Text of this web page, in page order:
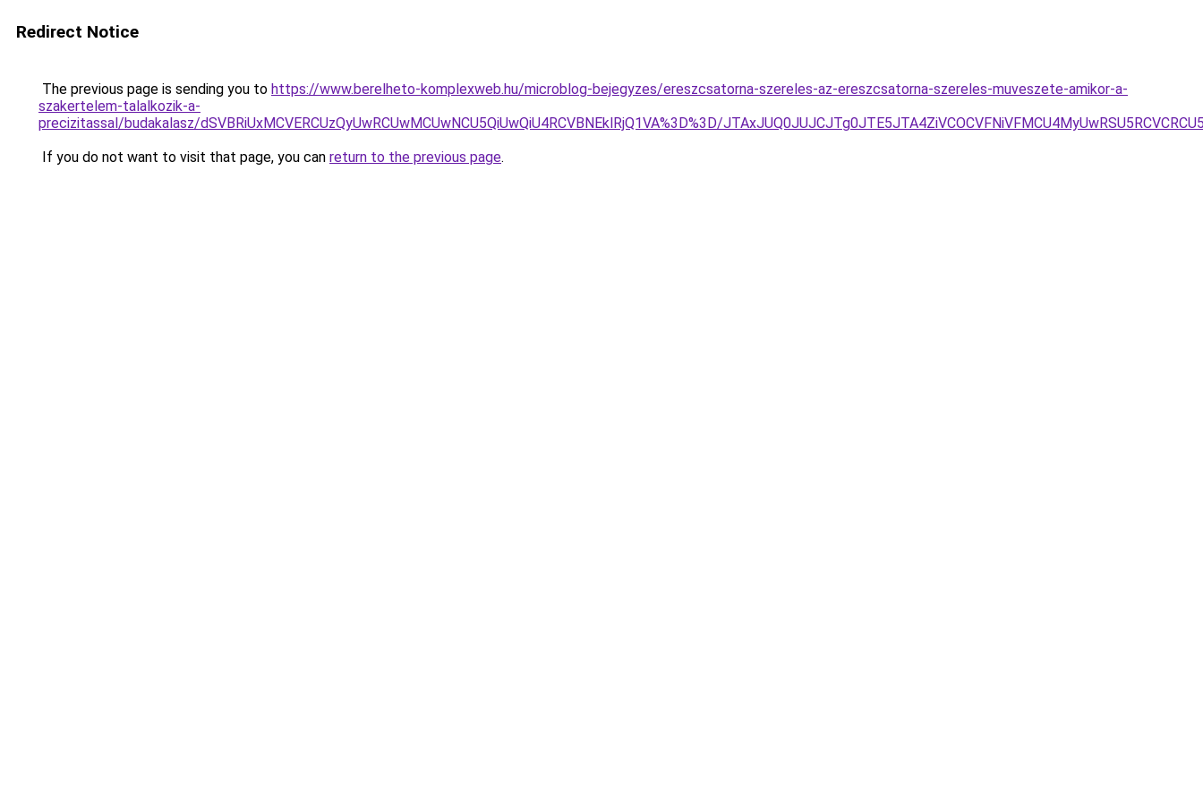
Redirect Notice
The previous page is sending you to https://www.berelheto-komplexweb.hu/microblog-bejegyzes/ereszcsatorna-szereles-az-ereszcsatorna-szereles-muveszete-amikor-a-
szakertelem-talalkozik-a-
precizitassal/budakalasz/dSVBRiUxMCVERCUzQyUwRCUwMCUwNCU5QiUwQiU4RCVBNEklRjQ1VA%3D%3D/
If you do not want to visit that page, you can return to the previous page.